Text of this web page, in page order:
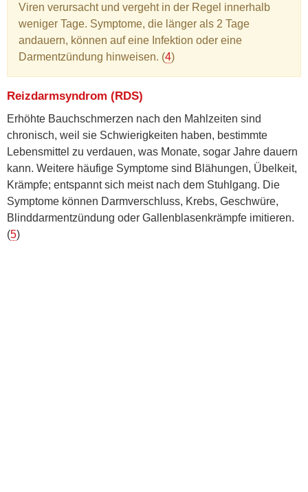
Viren verursacht und vergeht in der Regel innerhalb
weniger Tage. Symptome, die länger als 2 Tage
andauern, können auf eine Infektion oder eine
Darmentzündung hinweisen. (4)
Reizdarmsyndrom (RDS)
Erhöhte Bauchschmerzen nach den Mahlzeiten sind
chronisch, weil sie Schwierigkeiten haben, bestimmte
Lebensmittel zu verdauen, was Monate, sogar Jahre dauern
kann. Weitere häufige Symptome sind Blähungen, Übelkeit,
Krämpfe; entspannt sich meist nach dem Stuhlgang. Die
Symptome können Darmverschluss, Krebs, Geschwüre,
Blinddarmentzündung oder Gallenblasenkrämpfe imitieren.
(5)